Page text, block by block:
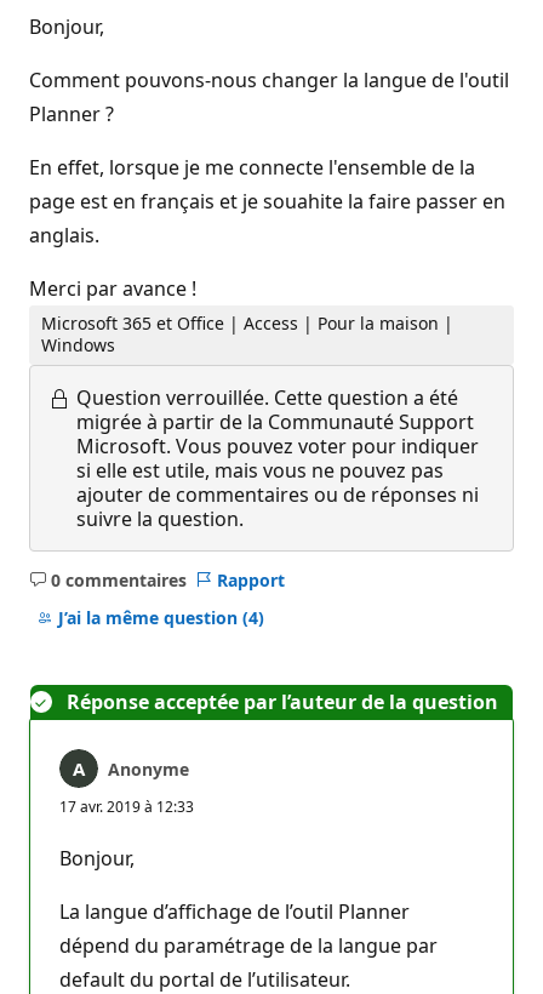
Bonjour,
Comment pouvons-nous changer la langue de l'outil
Planner ?
En effet, lorsque je me connecte l'ensemble de la
page est en français et je souahite la faire passer en
anglais.
Merci par avance !
Microsoft 365 et Office | Access | Pour la maison |
Windows
Question verrouillée. Cette question a été
migrée à partir de la Communauté Support
Microsoft. Vous pouvez voter pour indiquer
si elle est utile, mais vous ne pouvez pas
ajouter de commentaires ou de réponses ni
suivre la question.
0 commentaires
Aucun
commentaire
Rapport
J’ai la même question (4)
Réponse acceptée par l’auteur de la question
Anonyme
17 avr. 2019 à 12:33
Bonjour,
La langue d’affichage de l’outil Planner
dépend du paramétrage de la langue par
default du portal de l’utilisateur.